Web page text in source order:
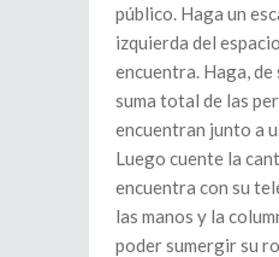
público. Haga un
izquierda del
encuentra. Haga, de
suma total de las
encuentran junto a
Luego cuente la
encuentra con su
las manos y la
poder sumergir su